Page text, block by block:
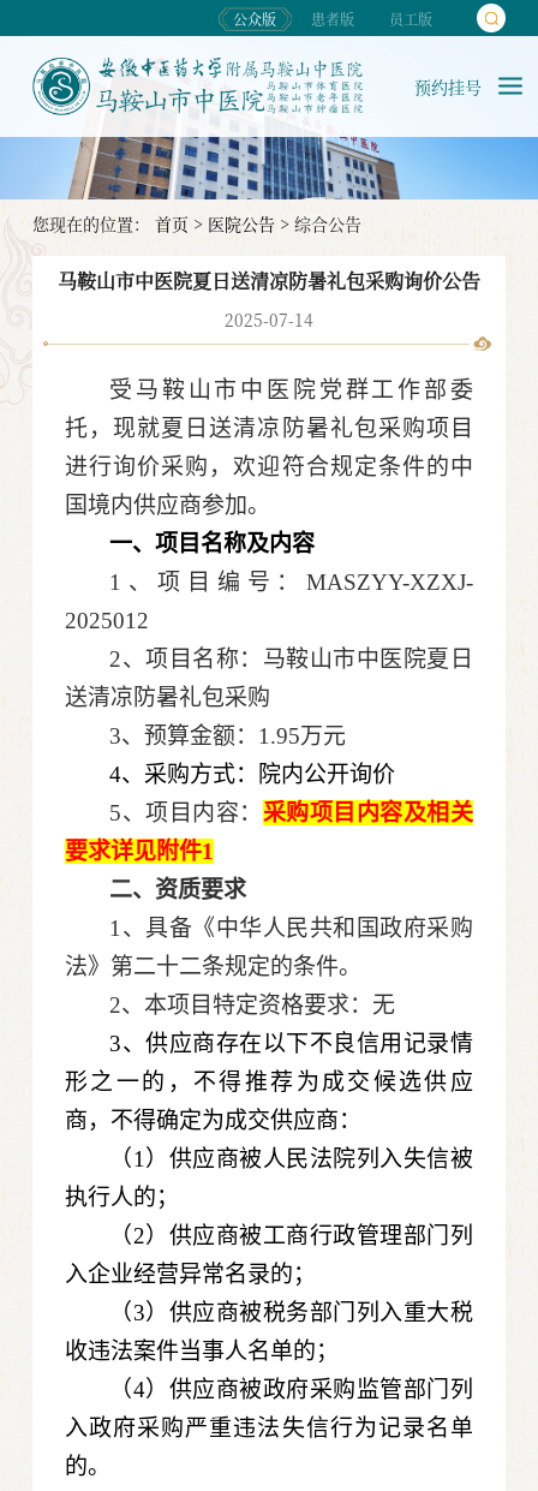
公众版 患者版 员工版
预约挂号
您现在的位置： 首页 > 医院公告> 综合公告
马鞍山市中医院夏日送清凉防暑礼包采购询价公告
2025-07-14
受马鞍山市中医院党群工作部委
托，现就夏日送清凉防暑礼包采购项目
进行询价采购，欢迎符合规定条件的中
国境内供应商参加。
一、项目名称及内容
1、项目编号：MASZYY-XZXJ-
2025012
2、项目名称：马鞍山市中医院夏日
送清凉防暑礼包采购
3、预算金额：1.95万元
4、采购方式：院内公开询价
5、项目内容： 采购项目内容及相关
要求详见附件1
二、 资质要求
1、具备《中华人民共和国政府采购
法》第二十二条规定的条件。
2、本项目特定资格要求：无
3、供应商存在以下不良信用记录情
形之一的，不得推荐为成交候选供应
商，不得确定为成交供应商：
（1）供应商被人民法院列入失信被
执行人的；
（2）供应商被工商行政管理部门列
入企业经营异常名录的；
（3）供应商被税务部门列入重大税
收违法案件当事人名单的；
（4）供应商被政府采购监管部门列
入政府采购严重违法失信行为记录名单
的。